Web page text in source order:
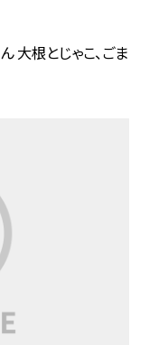
大根とじゃこ、ごま